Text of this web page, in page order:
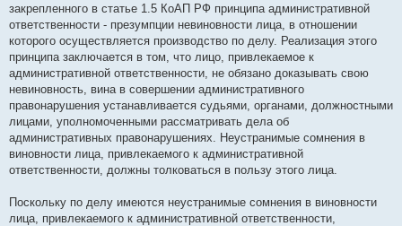
закрепленного в статье 1.5 КоАП РФ принципа административной
ответственности - презумпции невиновности лица, в отношении
которого осуществляется производство по делу. Реализация этого
принципа заключается в том, что лицо, привлекаемое к
административной ответственности, не обязано доказывать свою
невиновность, вина в совершении административного
правонарушения устанавливается судьями, органами, должностными
лицами, уполномоченными рассматривать дела об
административных правонарушениях. Неустранимые сомнения в
виновности лица, привлекаемого к административной
ответственности, должны толковаться в пользу этого лица.
Поскольку по делу имеются неустранимые сомнения в виновности
лица, привлекаемого к административной ответственности,